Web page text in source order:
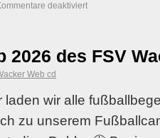
deaktiviert
2026 des FSV
Web cd
wir alle
zu unserem